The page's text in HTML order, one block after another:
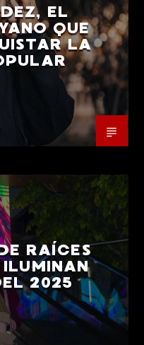
EL
QUE
LA
RAÍCES
2025